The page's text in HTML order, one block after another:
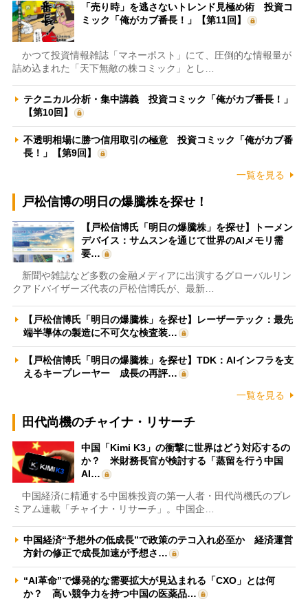
「売り時」を逃さないトレンド見極め術 投資コ
ミック「俺がカブ番長！」【第11回】
かつて投資情報雑誌「マネーポスト」にて、圧倒的な情報量が
詰め込まれた「天下無敵の株コミック」とし…
テクニカル分析・集中講義 投資コミック「俺がカブ番長！」
【第10回】
不透明相場に勝つ信用取引の極意 投資コミック「俺がカブ番
長！」【第9回】
一覧を見る
戸松信博の明日の爆騰株を探せ！
【戸松信博氏「明日の爆騰株」を探せ】トーメン
デバイス：サムスンを通じて世界のAIメモリ需
要…
新聞や雑誌など多数の金融メディアに出演するグローバルリン
クアドバイザーズ代表の戸松信博氏が、最新…
【戸松信博氏「明日の爆騰株」を探せ】レーザーテック：最先
端半導体の製造に不可欠な検査装…
【戸松信博氏「明日の爆騰株」を探せ】TDK：AIインフラを支
えるキープレーヤー 成長の再評…
一覧を見る
田代尚機のチャイナ・リサーチ
中国「Kimi K3」の衝撃に世界はどう対応するの
か？ 米財務長官が検討する「蒸留を行う中国
AI…
中国経済に精通する中国株投資の第一人者・田代尚機氏のプレ
ミアム連載「チャイナ・リサーチ」。中国企…
中国経済“予想外の低成長”で政策のテコ入れ必至か 経済運営
方針の修正で成長加速が予想さ…
“AI革命”で爆発的な需要拡大が見込まれる「CXO」とは何
か？ 高い競争力を持つ中国の医薬品…